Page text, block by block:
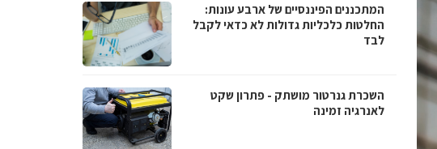
המתכננים הפיננסיים של ארבע עונות:
החלטות כלכליות גדולות לא כדאי לקבל
לבד
השכרת גנרטור מושתק - פתרון שקט
לאנרגיה זמינה